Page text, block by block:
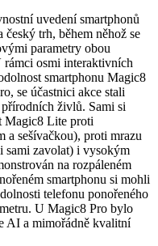
uvedení smartphonů
trh, během něhož se
parametry obou
osmi interaktivních
smartphonu Magic8
se účastnici akce stali
přírodních živlů. Sami si
Magic8 Lite proti
a sešívačkou), proti mrazu
sami zavolat) i vysokým
na rozpáleném
smartphonu si mohli
telefonu ponořeného
U Magic8 Pro bylo
AI a mimořádně kvalitní